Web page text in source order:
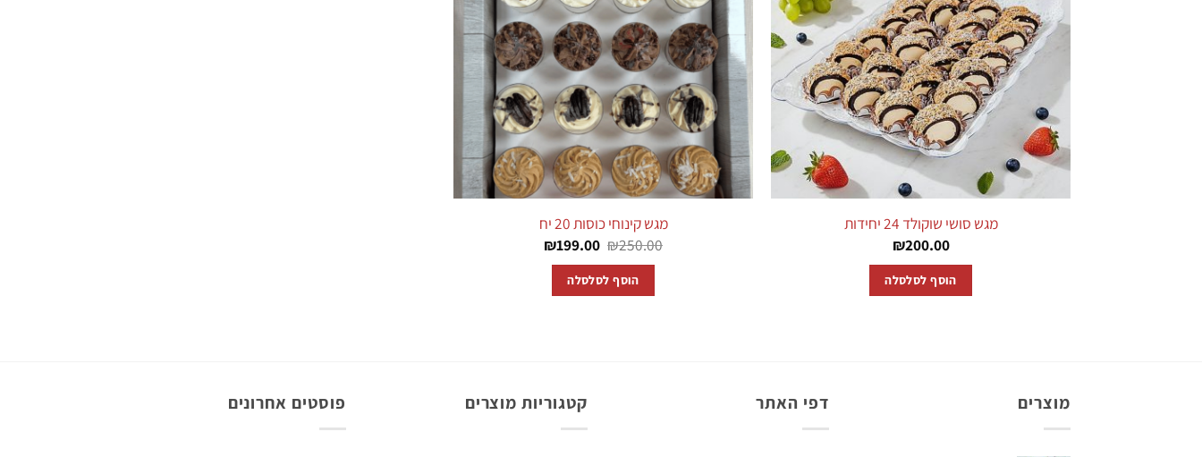
מגש סושי שוקולד 24 יחידות
₪200.00
הוסף לסלסלה
מגש קינוחי כוסות 20 יח
₪250.00 המחיר
היה:
₪250.00.
₪199.00
הוסף לסלסלה
מוצרים דפי האתר קטגוריות מוצרים פוסטים אחרונים